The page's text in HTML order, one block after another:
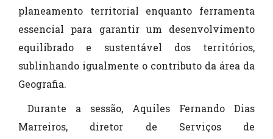
planeamento territorial enquanto ferramenta
essencial para garantir um desenvolvimento
equilibrado e sustentável dos territórios,
sublinhando igualmente o contributo da área da
Geografia.
Durante a sessão, Aquiles Fernando Dias
Marreiros, diretor de Serviços de